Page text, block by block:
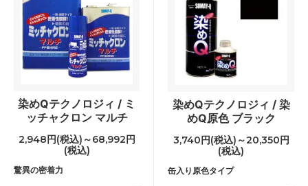
染めQテクノロジィ / ミ
ッチャクロン マルチ
2,948円(税込)～68,992円
(税込)
驚異の密着力
染めQテクノロジィ / 染
めQ原色 ブラック
3,740円(税込)～20,350円
(税込)
缶入り原色タイプ